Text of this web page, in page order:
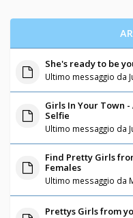
She's ready to be
Ultimo messaggio da
Girls In Your Town
Selfie
Ultimo messaggio da
Find Pretty Girls
Females
Ultimo messaggio da
Prettys Girls from